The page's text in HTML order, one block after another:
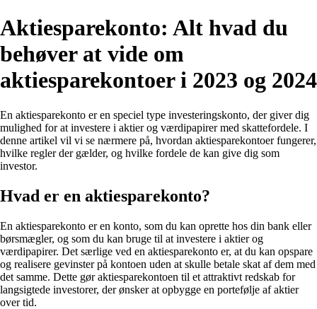
Aktiesparekonto: Alt hvad du
behøver at vide om
aktiesparekontoer i 2023 og 2024
En aktiesparekonto er en speciel type investeringskonto, der giver dig
mulighed for at investere i aktier og værdipapirer med skattefordele. I
denne artikel vil vi se nærmere på, hvordan aktiesparekontoer fungerer,
hvilke regler der gælder, og hvilke fordele de kan give dig som
investor.
Hvad er en aktiesparekonto?
En aktiesparekonto er en konto, som du kan oprette hos din bank eller
børsmægler, og som du kan bruge til at investere i aktier og
værdipapirer. Det særlige ved en aktiesparekonto er, at du kan opspare
og realisere gevinster på kontoen uden at skulle betale skat af dem med
det samme. Dette gør aktiesparekontoen til et attraktivt redskab for
langsigtede investorer, der ønsker at opbygge en portefølje af aktier
over tid.